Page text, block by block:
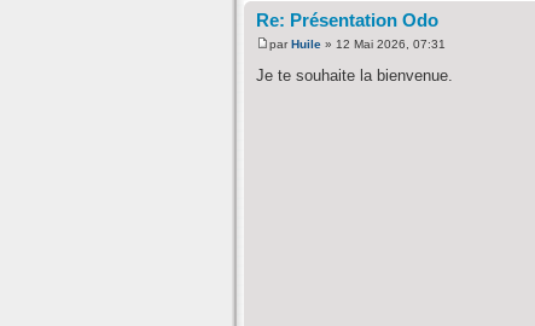
Re: Présentation Odo
parHuile » 12 Mai 2026, 07:31
Je te souhaite la bienvenue.